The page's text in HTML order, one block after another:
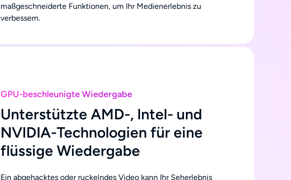
maßgeschneiderte Funktionen, um Ihr Medienerlebnis zu
verbessern.
GPU-beschleunigte Wiedergabe
Unterstützte AMD-, Intel- und
NVIDIA-Technologien für eine
flüssige Wiedergabe
Ein abgehacktes oder ruckelndes Video kann Ihr Seherlebnis